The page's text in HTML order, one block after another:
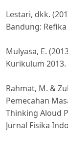
Lestari, dkk.
Bandung:
Mulyasa, E.
Kurikulum 2013.
Rahmat, M. &
Pemecahan
Thinking Aloud
Jurnal Fisika